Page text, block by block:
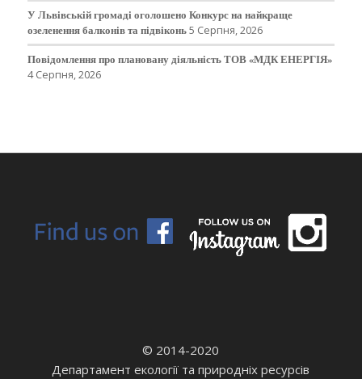
У Львівській громаді оголошено Конкурс на найкраще
озеленення балконів та підвіконь5 Серпня, 2026
Повідомлення про плановану діяльність ТОВ «МДК ЕНЕРГІЯ»
4 Серпня, 2026
© 2014-2020
Департамент екології та природніх ресурсів